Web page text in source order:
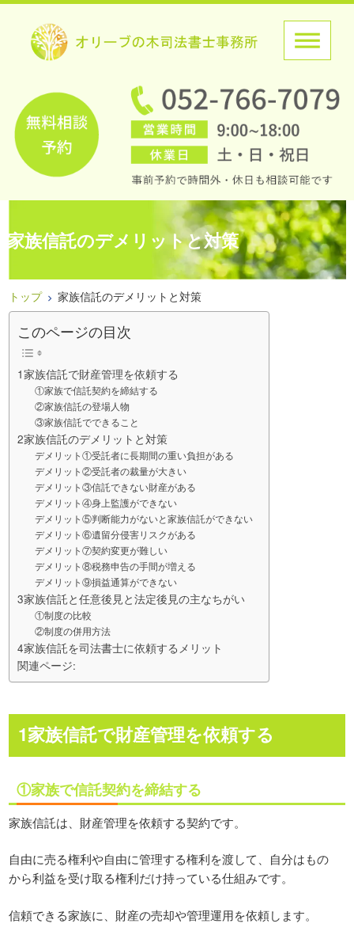
家族信託のデメリットと対策
トップ 家族信託のデメリットと対策
このページの目次
1家族信託で財産管理を依頼する
①家族で信託契約を締結する
②家族信託の登場人物
③家族信託でできること
2家族信託のデメリットと対策
デメリット①受託者に長期間の重い負担がある
デメリット②受託者の裁量が大きい
デメリット③信託できない財産がある
デメリット④身上監護ができない
デメリット⑤判断能力がないと家族信託ができない
デメリット⑥遺留分侵害リスクがある
デメリット⑦契約変更が難しい
デメリット⑧税務申告の手間が増える
デメリット⑨損益通算ができない
3家族信託と任意後見と法定後見の主なちがい
①制度の比較
②制度の併用方法
4家族信託を司法書士に依頼するメリット
関連ページ:
1家族信託で財産管理を依頼する
①家族で信託契約を締結する
家族信託は、財産管理を依頼する契約です。
自由に売る権利や自由に管理する権利を渡して、自分はもの
から利益を受け取る権利だけ持っている仕組みです。
信頼できる家族に、財産の売却や管理運用を依頼します。